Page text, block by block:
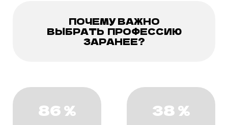
ПОЧЕМУ ВАЖНО
ВЫБРАТЬ ПРОФЕССИЮ
ЗАРАНЕЕ?
86 % 38 %